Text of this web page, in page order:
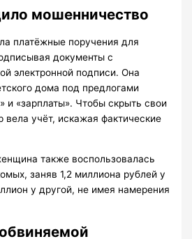
мошенничество
платёжные поручения для
документы с
электронной подписи. Она
дома под предлогами
и «зарплаты». Чтобы скрыть свои
вела учёт, искажая фактические
также воспользовалась
заняв 1,2 миллиона рублей у
у другой, не имея намерения